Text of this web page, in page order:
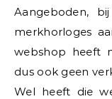
Aangeboden, bij deze bied ik mijn webshop in
merkhorloges
webshop heeft
dus ook geen
Wel heeft die